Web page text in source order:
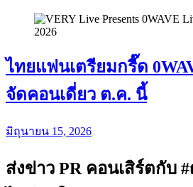
ไทยแฟนเตรียมกรี๊ด
จัดคอนเดี่ยว ต.ค. นี้
มิถุนายน 15, 2026
ส่งข่าว PR คอนเสิร์ตกับ